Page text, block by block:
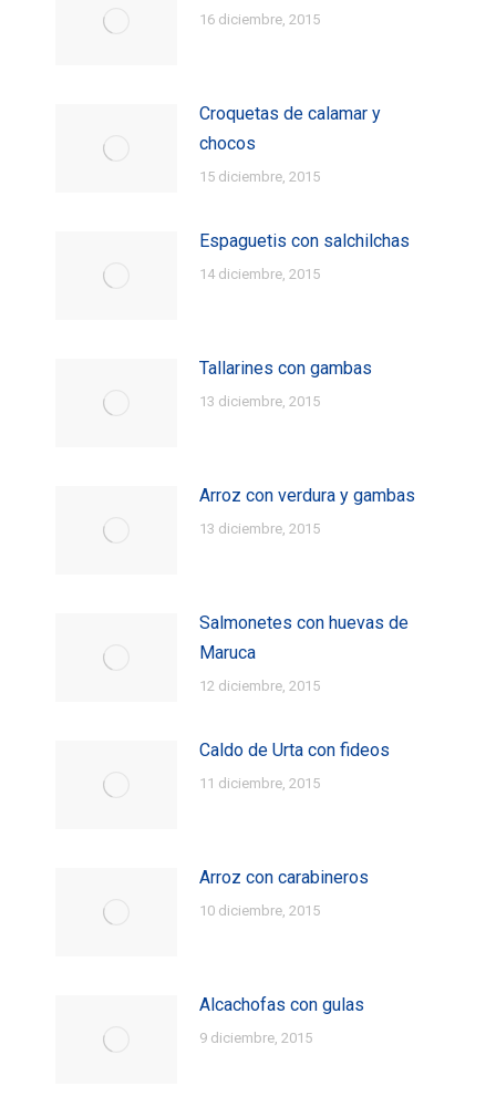
16 diciembre, 2015
Croquetas de calamar y
chocos
15 diciembre, 2015
Espaguetis con salchilchas
14 diciembre, 2015
Tallarines con gambas
13 diciembre, 2015
Arroz con verdura y gambas
13 diciembre, 2015
Salmonetes con huevas de
Maruca
12 diciembre, 2015
Caldo de Urta con fideos
11 diciembre, 2015
Arroz con carabineros
10 diciembre, 2015
Alcachofas con gulas
9 diciembre, 2015